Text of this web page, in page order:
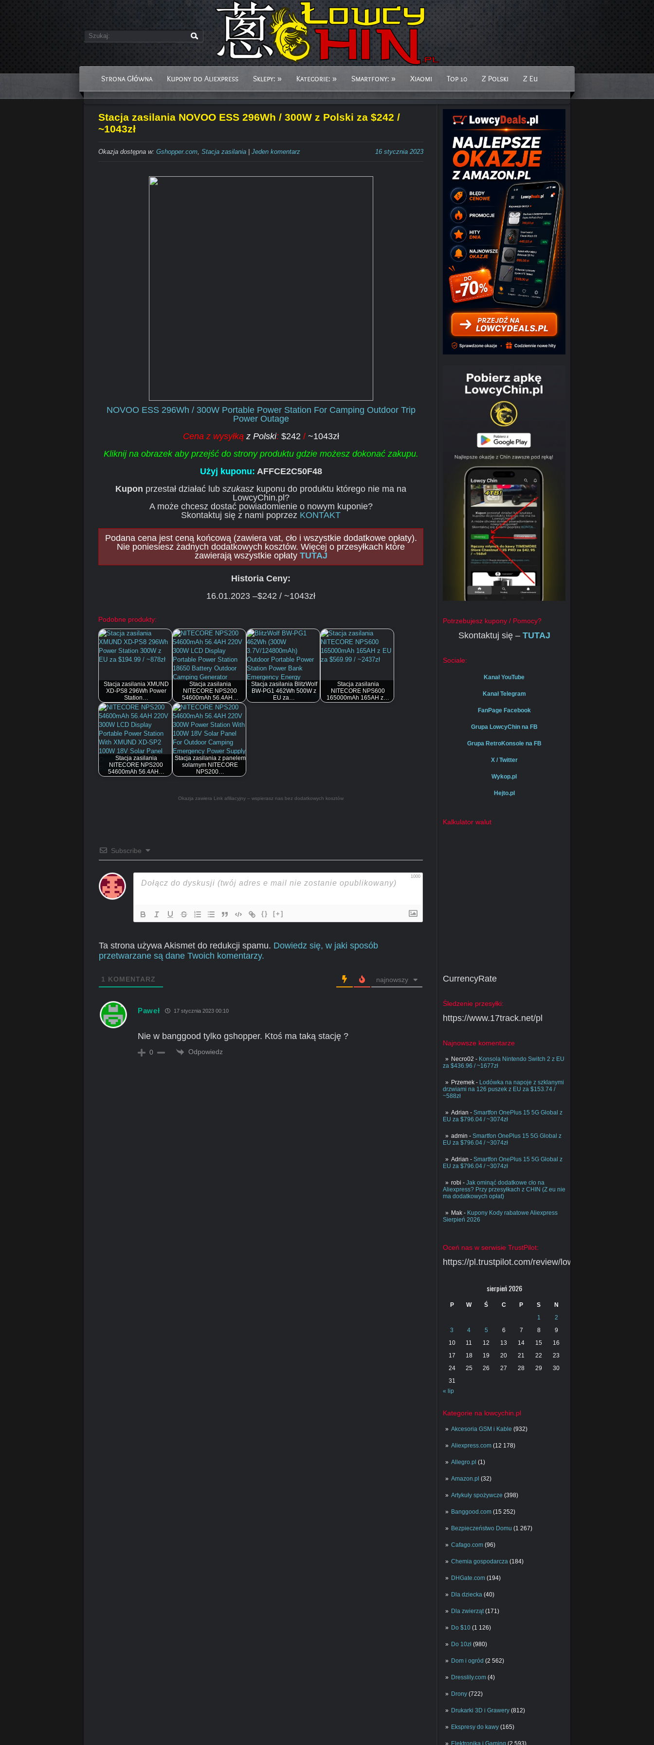
Strona Główna Kupony do Aliexpress Sklepy: » Kategorie: » Smartfony: » Xiaomi Top 10 Z Polski Z Eu
Potrzebujesz kupony / Pomocy?
Skontaktuj się – TUTAJ
Sociale:
Kanał YouTube
Kanał Telegram
FanPage Facebook
Grupa LowcyChin na FB
Grupa RetroKonsole na FB
X / Twitter
Wykop.pl
Hejto.pl
Kalkulator walut
CurrencyRate
Śledzenie przesyłki:
https://www.17track.net/pl
Najnowsze komentarze
Necro02 - Konsola Nintendo Switch 2 z EU
za $436.96 / ~1677zł
Przemek - Lodówka na napoje z szklanymi
drzwiami na 126 puszek z EU za $153.74 /
~588zł
Adrian - Smartfon OnePlus 15 5G Global z
EU za $796.04 / ~3074zł
admin - Smartfon OnePlus 15 5G Global z
EU za $796.04 / ~3074zł
Adrian - Smartfon OnePlus 15 5G Global z
EU za $796.04 / ~3074zł
robi - Jak ominąć dodatkowe cło na
Aliexpress? Przy przesyłkach z CHIN (Z eu nie
ma dodatkowych opłat)
Mak - Kupony Kody rabatowe Aliexpress
Sierpień 2026
Oceń nas w serwisie TrustPilot:
https://pl.trustpilot.com/review/lowcychin.pl
sierpień 2026
P W Ś C P S
N
1
2
3
4 5 6 7 8
9
10
11 12 13 14 15
16
17
18 19 20 21 22
23
24
25 26 27 28 29
30
31
« lip
Kategorie na lowcychin.pl
Akcesoria GSM i Kable (932)
Aliexpress.com (12 178)
Allegro.pl (1)
Amazon.pl (32)
Artykuły spożywcze (398)
Banggood.com (15 252)
Bezpieczeństwo Domu (1 267)
Cafago.com (96)
Chemia gospodarcza (184)
DHGate.com (194)
Dla dziecka (40)
Dla zwierząt(171)
Do $10 (1 126)
Do 10zł (980)
Dom i ogród (2 562)
Dresslily.com (4)
Drony (722)
Drukarki 3D i Grawery (812)
Ekspresy do kawy (165)
Stacja zasilania NOVOO ESS 296Wh / 300W z Polski za $242 /
~1043zł
16 stycznia 2023
Okazja dostępna w: Gshopper.com, Stacja zasilania Jeden komentarz
NOVOO ESS 296Wh / 300W Portable Power Station For Camping Outdoor Trip
Power Outage
Cena z wysyłką z Polski: $242 / ~1043zł
Kliknij na obrazek aby przejść do strony produktu gdzie możesz dokonać zakupu.
Użyj kuponu: AFFCE2C50F48
Kupon przestał działać lub szukasz kuponu do produktu którego nie ma na
LowcyChin.pl?
A może chcesz dostać powiadomienie o nowym kuponie?
Skontaktuj się z nami poprzez KONTAKT
Podana cena jest ceną końcową (zawiera vat, cło i wszystkie dodatkowe opłaty).
Nie poniesiesz żadnych dodatkowych kosztów. Więcej o przesyłkach które
zawierają wszystkie opłaty TUTAJ
Historia Ceny:
16.01.2023 –$242 / ~1043zł
Podobne produkty:
Stacja zasilania XMUND
XD-PS8 296Wh Power
Station…
Stacja zasilania
NITECORE NPS200
54600mAh 56.4AH…
Stacja zasilania BlitzWolf
BW-PG1 462Wh 500W z
EU za…
Stacja zasilania
NITECORE NPS600
165000mAh 165AH z…
Stacja zasilania
NITECORE NPS200
54600mAh 56.4AH…
Stacja zasilania z panelem
solarnym NITECORE
NPS200…
Okazja zawiera Link afiliacyjny – wspierasz nas bez dodatkowych kosztów
Subscribe
1000
{} [+]
Ta strona używa Akismet do redukcji spamu. Dowiedz się, w jaki sposób
przetwarzane są dane Twoich komentarzy.
1 KOMENTARZ najnowszy
Paweł 17 stycznia 2023 00:10
Nie w banggood tylko gshopper. Ktoś ma taką stację ?
0 Odpowiedz